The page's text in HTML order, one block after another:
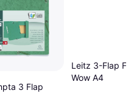
3 Flap
Leitz 3-Flap
Wow A4